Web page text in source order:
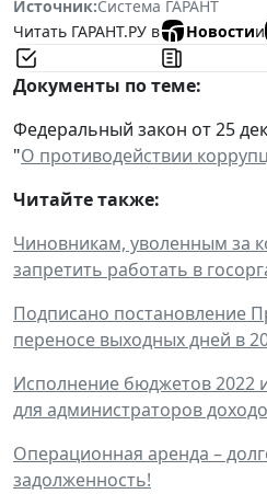
Источник:Система ГАРАНТ
Читать ГАРАНТ.РУ в
Новостии
Документы по теме:
Федеральный закон от 25
"О противодействии
Читайте также:
Чиновникам, уволенным за
запретить работать в
Подписано постановление
переносе выходных дней в
Исполнение бюджетов 2022
для администраторов
Операционная аренда –
задолженность!